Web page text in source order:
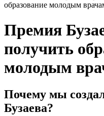
образование молодым
Премия
получить
молодым
Почему мы
Бузаева?